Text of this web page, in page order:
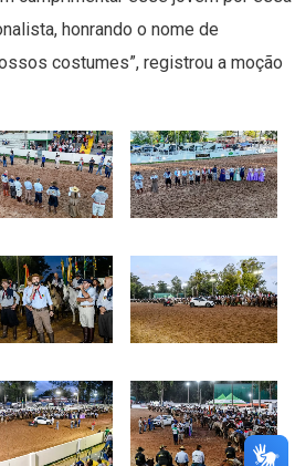
honrando o nome de
costumes”, registrou a moção